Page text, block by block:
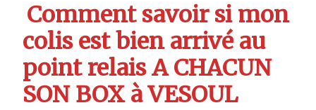
Comment savoir si mon
colis est bien arrivé au
point relais A CHACUN
SON BOX à VESOUL